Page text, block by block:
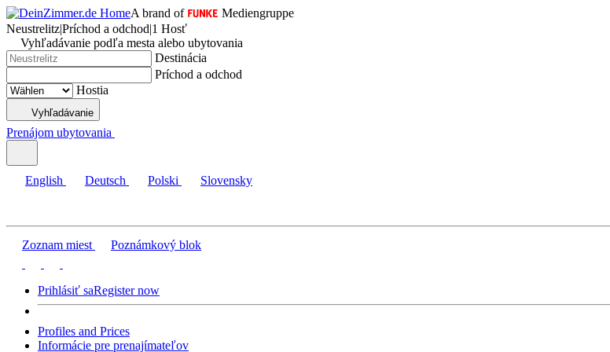
A brand of
Mediengruppe
Neustrelitz|Príchod a odchod|1 Hosť
Vyhľadávanie podľa mesta alebo ubytovania
Destinácia
Príchod a odchod
Hostia
Vyhľadávanie
Prenájom ubytovania
English Deutsch Polski Slovensky
Zoznam miest Poznámkový blok
Prihlásiť saRegister now
Profiles and Prices
Informácie pre prenajímateľov